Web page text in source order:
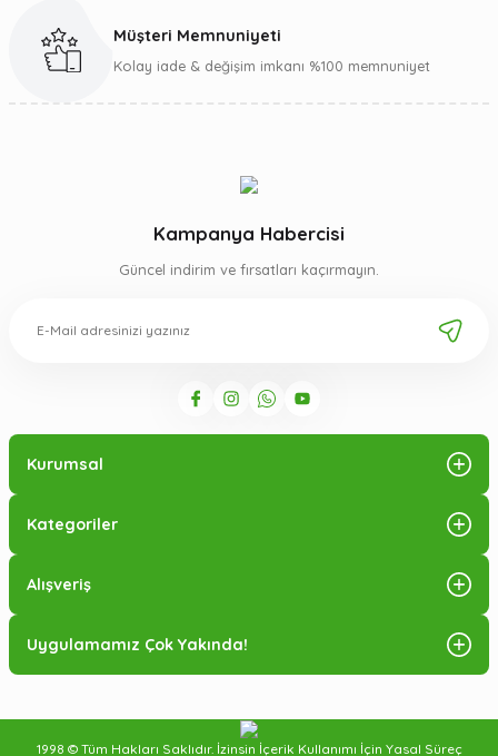
Müşteri Memnuniyeti
Kolay iade & değişim imkanı %100 memnuniyet
Kampanya Habercisi
Güncel indirim ve fırsatları kaçırmayın.
Kurumsal
Kategoriler
Alışveriş
Uygulamamız Çok Yakında!
1998 © Tüm Hakları Saklıdır. İzinsin İçerik Kullanımı İçin Yasal Süreç